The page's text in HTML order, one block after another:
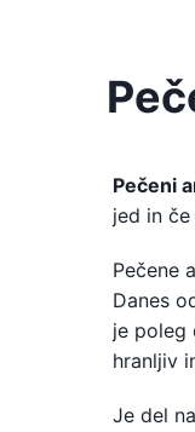
Pečeni
jed in
Pečene
Danes
je poleg
hranljiv
Je del